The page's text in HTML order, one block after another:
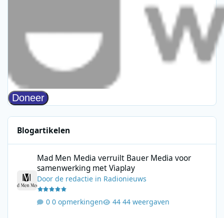
Blogartikelen
Mad Men Media verruilt Bauer Media voor
samenwerking met Viaplay
Doorde redactie in Radionieuws
0 opmerkingen 44 weergaven